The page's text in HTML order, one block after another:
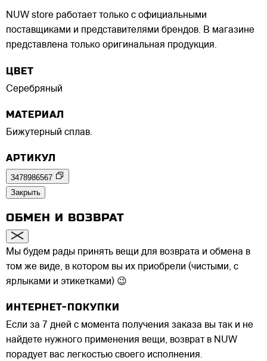
NUW store работает только с официальными
поставщиками и представителями брендов. В магазине
представлена только оригинальная продукция.
ЦВЕТ
Серебряный
МАТЕРИАЛ
Бижутерный сплав.
АРТИКУЛ
3478986567
Закрыть
ОБМЕН И ВОЗВРАТ
Мы будем рады принять вещи для возврата и обмена в
том же виде, в котором вы их приобрели (чистыми, с
ярлыками и этикетками) 😉
ИНТЕРНЕТ-ПОКУПКИ
Если за 7 дней с момента получения заказа вы так и не
найдете нужного применения вещи, возврат в NUW
порадует вас легкостью своего исполнения.